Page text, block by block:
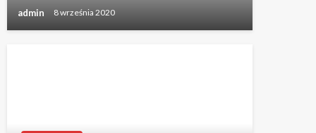
admin 8 września 2020